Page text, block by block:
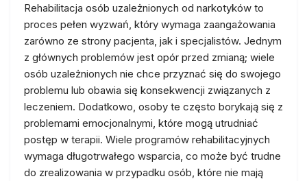
Rehabilitacja osób uzależnionych od narkotyków to
proces pełen wyzwań, który wymaga zaangażowania
zarówno ze strony pacjenta, jak i specjalistów. Jednym
z głównych problemów jest opór przed zmianą; wiele
osób uzależnionych nie chce przyznać się do swojego
problemu lub obawia się konsekwencji związanych z
leczeniem. Dodatkowo, osoby te często borykają się z
problemami emocjonalnymi, które mogą utrudniać
postęp w terapii. Wiele programów rehabilitacyjnych
wymaga długotrwałego wsparcia, co może być trudne
do zrealizowania w przypadku osób, które nie mają